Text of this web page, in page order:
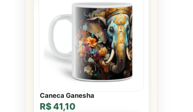
Caneca Ganesha
R$ 41,10